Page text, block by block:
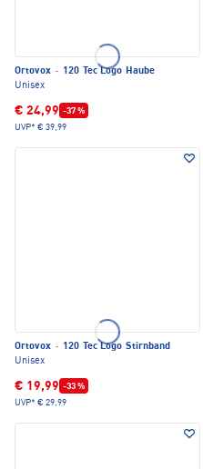
Ortovox · 120 Tec Logo Haube
Unisex
€ 24,99 -37 %
UVP* € 39,99
Ortovox · 120 Tec Logo Stirnband
Unisex
€ 19,99 -33 %
UVP* € 29,99